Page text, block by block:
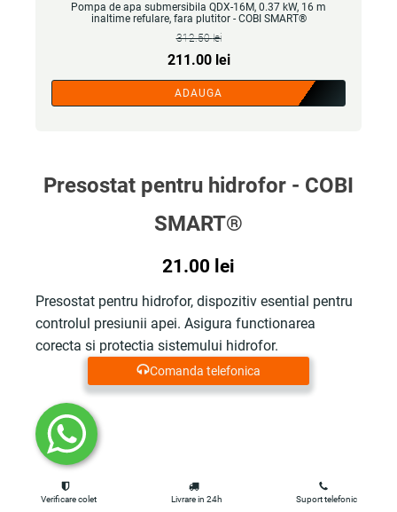
Pompa de apa submersibila QDX-16M, 0.37 kW, 16 m
inaltime refulare, fara plutitor - COBI SMART®
312.50lei
Prețul
inițial
a
211.00 leiPrețul
curent
este:
ADAUGA
Presostat pentru hidrofor - COBI
SMART®
21.00 lei
Presostat pentru hidrofor, dispozitiv esential pentru
controlul presiunii apei. Asigura functionarea
corecta si protectia sistemului hidrofor.
Comanda telefonica
Verificare colet Livrare in 24h Suport telefonic